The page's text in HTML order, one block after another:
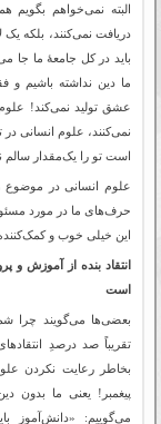
البته نمی‌خواهم بگویم
دریافت نمی‌کنند، بلکه یک
باید در کل جامعۀ ما جا
ما دین نداشته باشیم و
عشق تولید نمی‌کند!
نمی‌کنند، علوم انسانی
است تو را یک‌مقدار سالم
علوم انسانی در
حرف‌‌های ما در مورد
این خیلی خوب و
انتقاد بنده از آموزش و
است
بعضی‌ها می‌گویند چرا
تقریباً صد درصدِ
بخاطر رعایت نکردن
پیغمبر! یعنی ما بدون
می‌گوییم: «دانش‌آموز